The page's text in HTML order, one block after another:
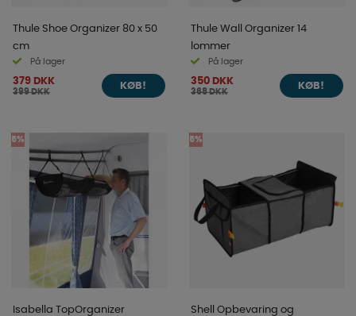
Thule Shoe Organizer 80 x 50
cm
På lager
379 DKK
399 DKK
KØB!
Thule Wall Organizer 14
lommer
På lager
350 DKK
368 DKK
KØB!
5%
Isabella TopOrganizer
5%
Shell Opbevaring og